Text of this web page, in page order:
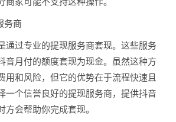
务商
通过专业的提现服务商套现。这些服务
音月付的额度套现为现金。虽然这种方
用和风险，但它的优势在于流程快速且
一个信誉良好的提现服务商，提供抖音
会帮助你完成套现。